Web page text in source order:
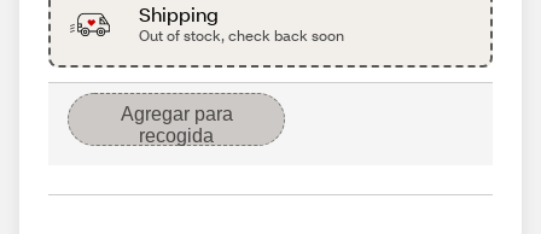
Shipping
Out of stock, check back soon
Agregar para
recogida